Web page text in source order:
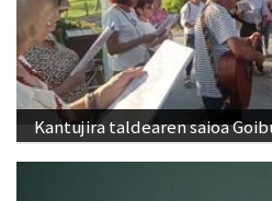
Kantujira taldearen saioa